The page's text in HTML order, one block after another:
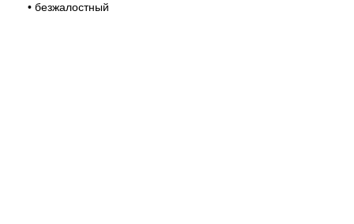
• безжалостный